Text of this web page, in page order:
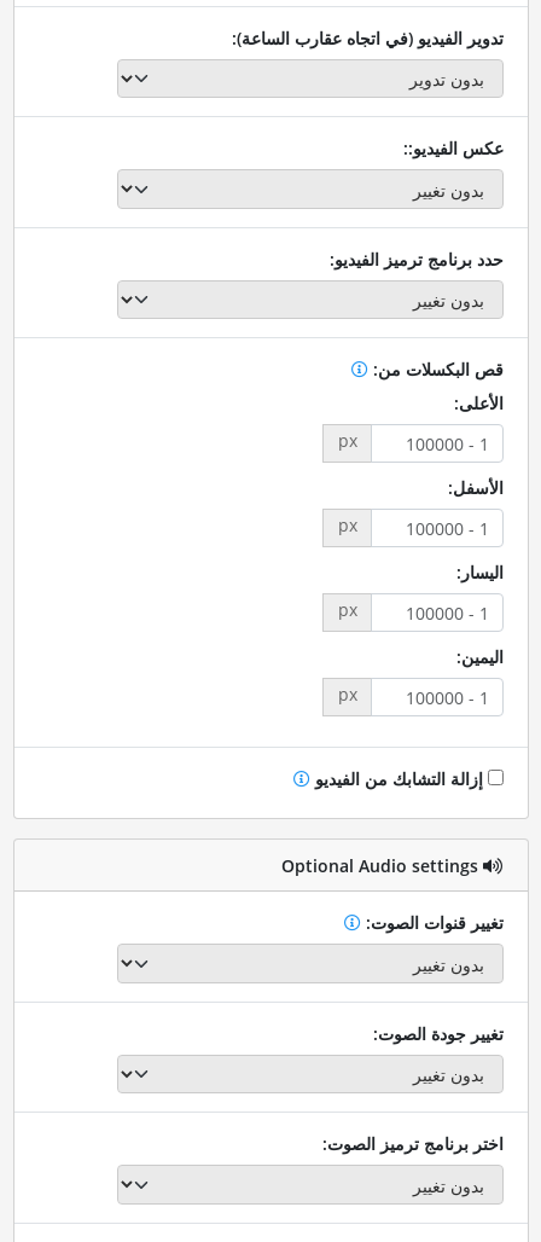
تدوير الفيديو (في اتجاه عقارب الساعة):
عكس الفيديو::
حدد برنامج ترميز الفيديو:
قص البكسلات من:
الأعلى:
px
الأسفل:
px
اليسار:
px
اليمين:
px
إزالة التشابك من الفيديو
Optional Audio settings
تغيير قنوات الصوت:
تغيير جودة الصوت:
اختر برنامج ترميز الصوت: